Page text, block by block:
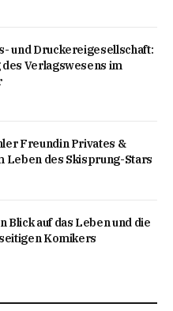
und Druckereigesellschaft:
Verlagswesens im
Freundin Privates &
Leben des Skisprung-Stars
Blick auf das Leben und die
Komikers